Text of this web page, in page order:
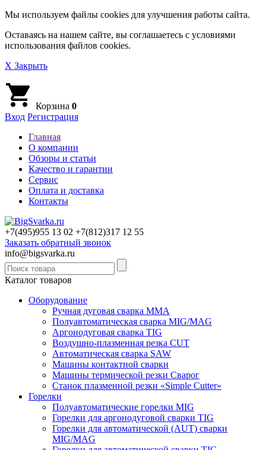
Мы используем файлы cookies для улучшения работы сайта.
Оставаясь на нашем сайте, вы соглашаетесь с условиями
использования файлов cookies.
X Закрыть
Корзина 0
Вход Регистрация
Главная
О компании
Обзоры и статьи
Качество и гарантии
Сервис
Оплата и доставка
Контакты
+7(495)955 13 02 +7(812)317 12 55
Заказать обратный звонок
info@bigsvarka.ru
Каталог товаров
Оборудование
Ручная дуговая сварка ММА
Полуавтоматическая сварка MIG/MAG
Аргонодуговая сварка TIG
Воздушно-плазменная резка CUT
Автоматическая сварка SAW
Машины контактной сварки
Машины термической резки Сварог
Станок плазменной резки «Simple Cutter»
Горелки
Полуавтоматические горелки MIG
Горелки для аргонодуговой сварки TIG
Горелки для автоматической (AUT) сварки
MIG/MAG